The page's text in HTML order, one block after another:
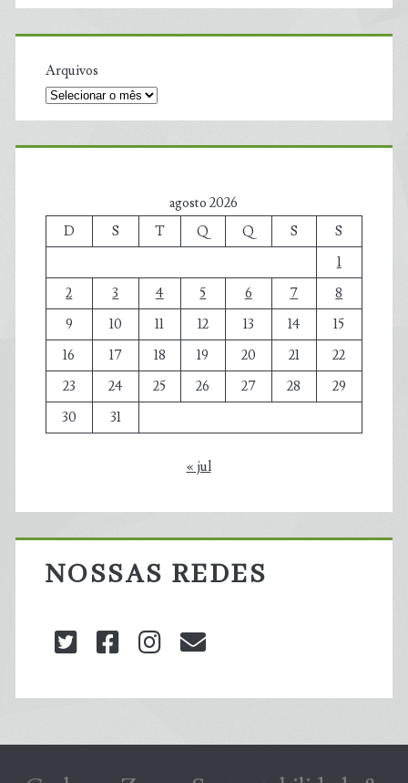
Arquivos
agosto 2026
D
S T Q Q S
S
1
2
3 4 5 6 7
8
9
10 11 12 13 14
15
16
17 18 19 20 21
22
23
24 25 26 27 28
29
30
31
« jul
NOSSAS REDES
twitterfacebookinstagram